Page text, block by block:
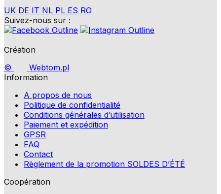
UK DE IT NL PL ES RO
Suivez-nous sur :
Création
©
Webtom.pl
Information
A propos de nous
Politique de confidentialité
Conditions générales d’utilisation
Paiement et expédition
GPSR
FAQ
Contact
Règlement de la promotion SOLDES D’ÉTÉ
Coopération